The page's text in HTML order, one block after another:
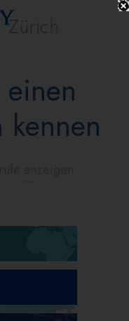
Zürich